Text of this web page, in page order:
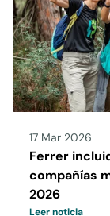
17 Mar 2026
Ferrer
compañías
2026
Leer noticia